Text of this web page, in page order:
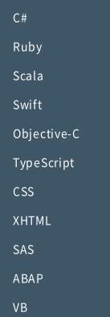
C#
Ruby
Scala
Swift
Objective-C
TypeScript
CSS
XHTML
SAS
ABAP
VB